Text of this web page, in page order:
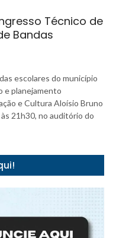
Técnico de
Bandas
escolares do município
e planejamento
e Cultura Aloísio Bruno
21h30, no auditório do